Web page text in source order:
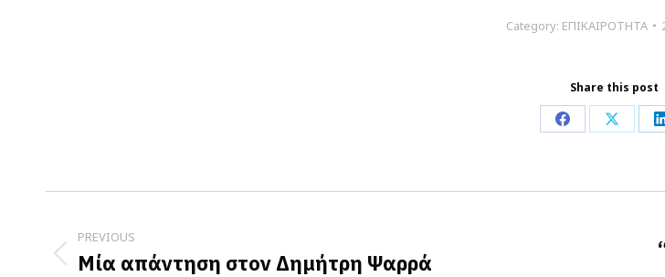
Category: ΕΠΙΚΑΙΡΟΤΗΤΑ
Share this post
Share
Facebook
Share
X
navigation
PREVIOUS
Previous
Μία απάντηση στον Δημήτρη Ψαρρά